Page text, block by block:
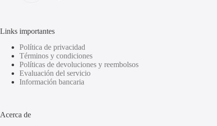
Links importantes
Política de privacidad
Términos y condiciones
Políticas de devoluciones y reembolsos
Evaluación del servicio
Información bancaria
Acerca de